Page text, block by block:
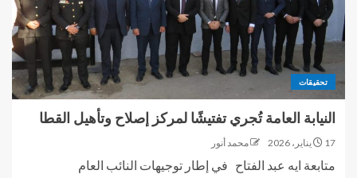
تحقيقات
النيابة العامة تُجري تفتيشًا لمركز إصلاح وتأهيل القطا
17 يناير، 2026 محمد أنور
متابعة ايه عبد الفتاح في إطار توجيهات النائب العام